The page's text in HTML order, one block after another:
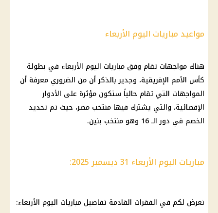
مواعيد مباريات اليوم الأربعاء
هناك مواجهات تقام وفق مباريات اليوم الأربعاء في بطولة
كأس الأمم الإفريقية، وجدير بالذكر أن من الضروري معرفة أن
المواجهات التي تقام حالياً ستكون مؤثرة على الأدوار
الإقصائية، والتي يشترك فيها منتخب مصر، حيث تم تحديد
الخصم في دور الـ 16 وهو منتخب بنين.
مباريات اليوم الأربعاء 31 ديسمبر 2025:
نعرض لكم في الفقرات القادمة تفاصيل مباريات اليوم الأربعاء: